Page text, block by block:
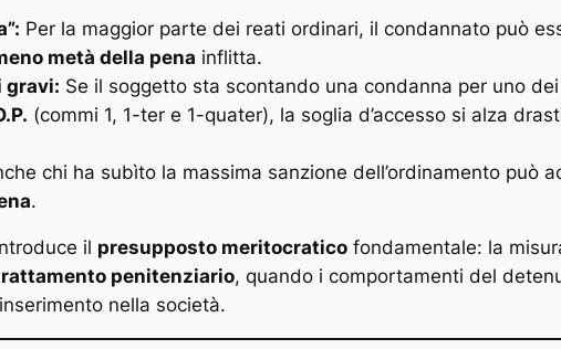
Per la maggior parte dei reati ordinari, il condannato può
metà della pena inflitta.
gravi: Se il soggetto sta scontando una condanna per uno
(commi 1, 1-ter e 1-quater), la soglia d’accesso si alza
chi ha subìto la massima sanzione dell’ordinamento può
.
il presupposto meritocratico fondamentale: la
penitenziario, quando i comportamenti del
nella società.